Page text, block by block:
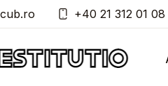
+40 21 312 01 08